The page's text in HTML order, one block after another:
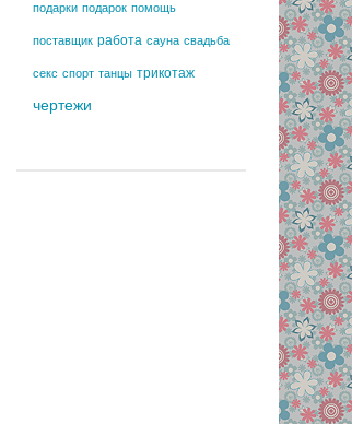
подарки подарок помощь
поставщик работа сауна свадьба
секс спорт танцы трикотаж
чертежи